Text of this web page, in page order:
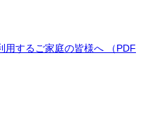
用するご家庭の皆様へ （PDF